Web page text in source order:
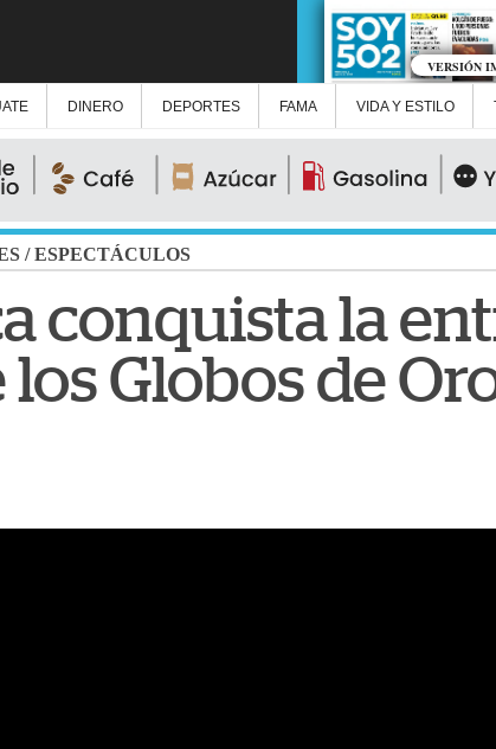
VERSIÓN
DINERO DEPORTES FAMA VIDA Y ESTILO
/ESPECTÁCULOS
conquista la
Globos de